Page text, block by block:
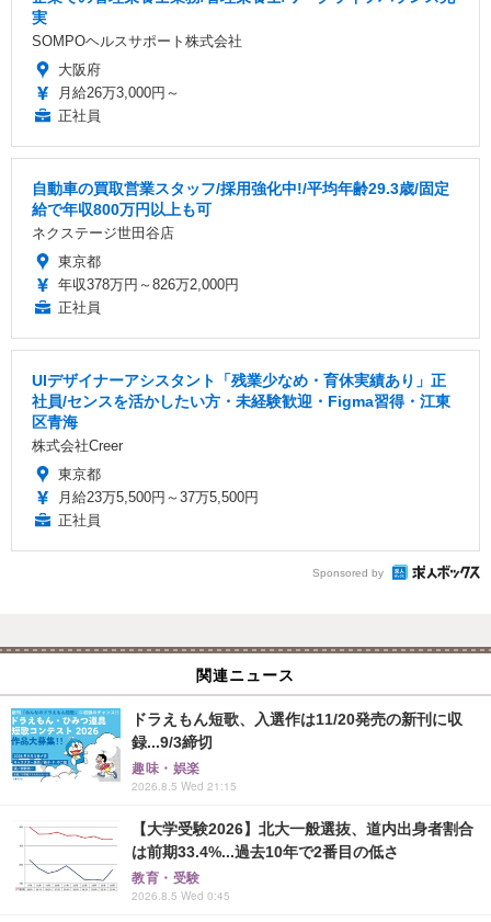
実
SOMPOヘルスサポート株式会社
大阪府
月給26万3,000円～
正社員
自動車の買取営業スタッフ/採用強化中!/平均年齢29.3歳/固定
給で年収800万円以上も可
ネクステージ世田谷店
東京都
年収378万円～826万2,000円
正社員
UIデザイナーアシスタント「残業少なめ・育休実績あり」正
社員/センスを活かしたい方・未経験歓迎・Figma習得・江東
区青海
株式会社Creer
東京都
月給23万5,500円～37万5,500円
正社員
Sponsored by
関連ニュース
ドラえもん短歌、入選作は11/20発売の新刊に収
録...9/3締切
趣味・娯楽
2026.8.5 Wed 21:15
【大学受験2026】北大一般選抜、道内出身者割合
は前期33.4%...過去10年で2番目の低さ
教育・受験
2026.8.5 Wed 0:45